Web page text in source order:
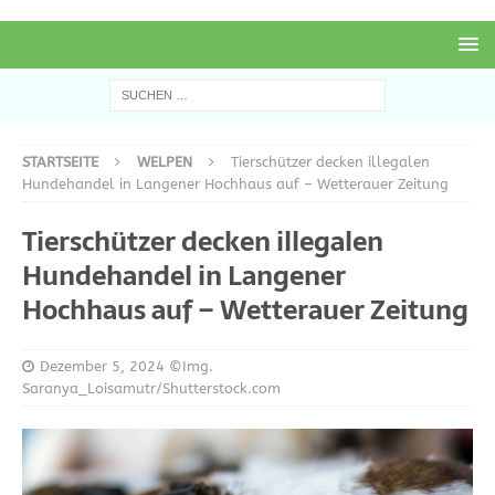
STARTSEITE WELPEN
Tierschützer decken illegalen
Hundehandel in Langener Hochhaus auf – Wetterauer Zeitung
Tierschützer decken illegalen
Hundehandel in Langener
Hochhaus auf – Wetterauer Zeitung
Dezember 5, 2024 ©Img.
Saranya_Loisamutr/Shutterstock.com